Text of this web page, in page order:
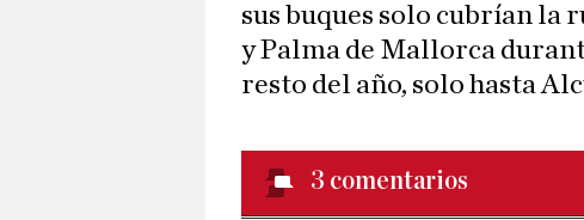
sus buques solo cubrían la
y Palma de Mallorca
resto del año, solo hasta
3 comentarios